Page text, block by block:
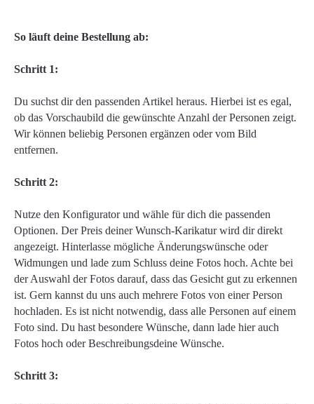
So läuft deine Bestellung ab:
Schritt 1:
Du suchst dir den passenden Artikel heraus. Hierbei ist es egal,
ob das Vorschaubild die gewünschte Anzahl der Personen zeigt.
Wir können beliebig Personen ergänzen oder vom Bild
entfernen.
Schritt 2:
Nutze den Konfigurator und wähle für dich die passenden
Optionen. Der Preis deiner Wunsch-Karikatur wird dir direkt
angezeigt. Hinterlasse mögliche Änderungswünsche oder
Widmungen und lade zum Schluss deine Fotos hoch. Achte bei
der Auswahl der Fotos darauf, dass das Gesicht gut zu erkennen
ist. Gern kannst du uns auch mehrere Fotos von einer Person
hochladen. Es ist nicht notwendig, dass alle Personen auf einem
Foto sind. Du hast besondere Wünsche, dann lade hier auch
Fotos hoch oder Beschreibungsdeine Wünsche.
Schritt 3: